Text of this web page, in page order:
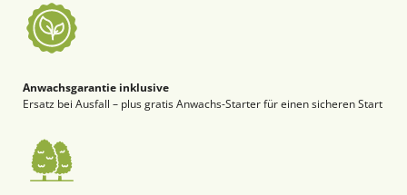
Anwachsgarantie inklusive
Ersatz bei Ausfall – plus gratis Anwachs-Starter für einen sicheren Start